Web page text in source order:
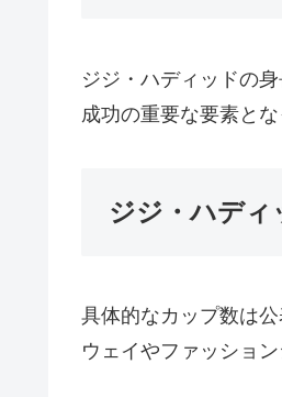
ジジ・ハディッドの
成功の重要な要素とな
ジジ・ハディ
具体的なカップ数は
ウェイやファッショ